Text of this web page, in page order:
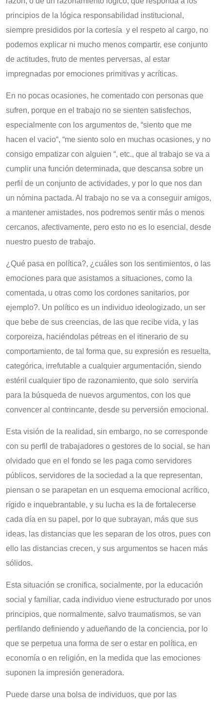
principios de la lógica responsabilidad institucional,
siempre presididos por la cortesía y el respeto al cargo, no
podemos explicar ni mucho menos compartir, ese conjunto
de actitudes, fruto de mentes perversas, al estar
impregnadas por emociones primitivas y acríticas.
En no pocas ocasiones, he comentado con personas que
sufren, porque en el trabajo no se sienten satisfechos,
especialmente con los argumentos de, “siento que me
hacen el vacio“, “me siento solo en muchas ocasiones, y no
consigo empatizar con alguien “, etc., que al trabajo se va a
cumplir una función determinada, que descansa sobre un
perfil de un conjunto de actividades, y por lo que nos dan
un nómina pactada. Al trabajo no se va a conseguir amigos,
a mantener amistades, nos podremos sentir más o menos
cercanos, afectivamente, pero esto no es lo esencial, desde
nuestro puesto de trabajo.
¿Qué pasa en política?, ¿cuáles son los sentimientos, o las
emociones para que asistamos a situaciones, como la
comentada, u otras como los cordones sanitarios, por
ejemplo?. Un político es un individuo ideologizado, un ser
que bebe de sus creencias, de las que recibe vida, y las
corporeiza, haciéndolas pétreas en el itinerario de su
comportamiento, de tal forma que, su expresión es resuelta,
categórica, irrefutable a cualquier argumentación, siendo
estéril cualquier tipo de razonamiento, que solo serviría
para la búsqueda de nuevos argumentos, con los que
convencer al contrincante, desde su perversión emocional.
Esta visión de la realidad, sin embargo, no se corresponde
con su perfil de trabajadores o gestores de lo social, se han
olvidado que en el fondo se les paga como servidores
públicos, servidores de la sociedad a la que representan,
piensan o se parapetan en un esquema emocional acrítico,
rígido e inquebrantable, y su lucha es la de fortalecerse
cada día en su papel, por lo que subrayan, más que sus
ideas, las distancias que les separan de los otros, pues con
ello las distancias crecen, y sus argumentos se hacen más
sólidos.
Esta situación se cronifica, socialmente, por la educación
social y familiar, cada individuo viene estructurado por unos
principios, que normalmente, salvo traumatismos, se van
perfilando definiendo y adueñando de la conciencia, por lo
que se perpetua una forma de ser o estar en política, en
economía o en religión, en la medida que las emociones
suponen la impresión generadora.
Puede darse una bolsa de individuos, que por las